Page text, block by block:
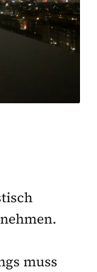
muss